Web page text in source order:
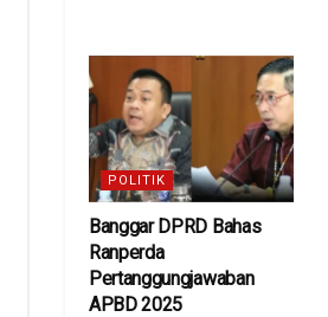
POLITIK
Banggar DPRD Bahas
Ranperda
Pertanggungjawaban
APBD 2025